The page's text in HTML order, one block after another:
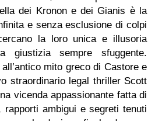
dei Kronon e dei Gianis è la
e senza esclusione di colpi
la loro unica e illusoria
giustizia sempre sfuggente.
mito greco di Castore e
straordinario legal thriller Scott
vicenda appassionante fatta di
ambigui e segreti tenuti